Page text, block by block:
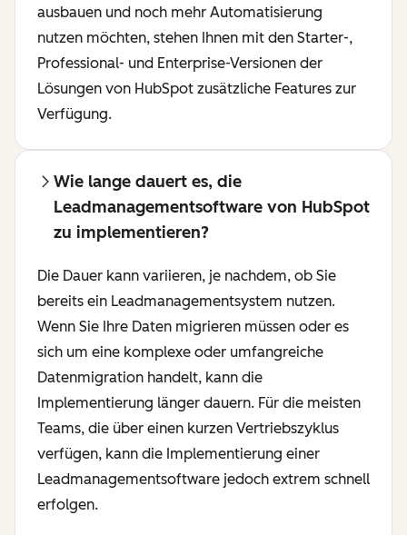
ausbauen und noch mehr Automatisierung
nutzen möchten, stehen Ihnen mit den Starter-,
Professional- und Enterprise-Versionen der
Lösungen von HubSpot zusätzliche Features zur
Verfügung.
Wie lange dauert es, die
Leadmanagementsoftware von HubSpot
zu implementieren?
Die Dauer kann variieren, je nachdem, ob Sie
bereits ein Leadmanagementsystem nutzen.
Wenn Sie Ihre Daten migrieren müssen oder es
sich um eine komplexe oder umfangreiche
Datenmigration handelt, kann die
Implementierung länger dauern. Für die meisten
Teams, die über einen kurzen Vertriebszyklus
verfügen, kann die Implementierung einer
Leadmanagementsoftware jedoch extrem schnell
erfolgen.